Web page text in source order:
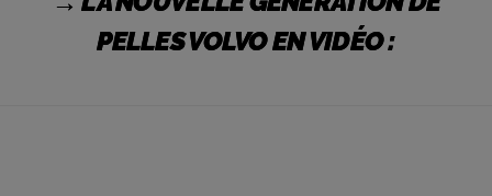
PELLES VOLVO EN VIDÉO :